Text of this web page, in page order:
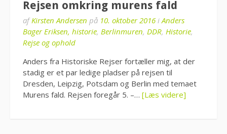
Rejsen omkring murens fald
afKirsten Andersen på 10. oktober 2016 i Anders
Bager Eriksen, historie, Berlinmuren, DDR, Historie,
Rejse og ophold
Anders fra Historiske Rejser fortæller mig, at der
stadig er et par ledige pladser på rejsen til
Dresden, Leipzig, Potsdam og Berlin med temaet
Murens fald. Rejsen foregår 5. –… [Læs videre]